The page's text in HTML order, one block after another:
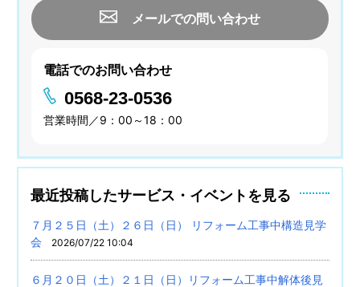
メールでの問い合わせ
電話でのお問い合わせ
0568-23-0536
営業時間／9：00～18：00
最近投稿したサービス・イベントを見る
７月２５日（土）２６日（日） リフォーム工事中構造見学
会
2026/07/22 10:04
６月２０日（土）２１日（日）リフォーム工事中解体後見